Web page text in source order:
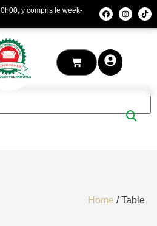
y compris le week-
Home / Table